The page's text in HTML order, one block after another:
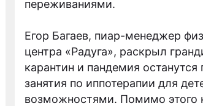
переживаниями.
Егор Багаев, пиар-менеджер
центра «Радуга», раскрыл
карантин и пандемия
занятия по иппотерапии для
возможностями. Помимо этого